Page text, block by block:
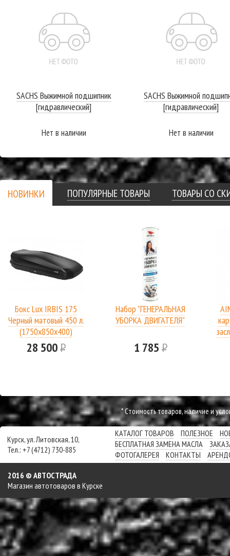
SACHS Выжимной подшипник
[гидравлический]
Нет в наличии
ПОДРОБНЕЕ
SACHS Выжимной
[гидравлический]
Нет в наличии
ПОДРОБНЕЕ
НОВИНКИ ПОПУЛЯРНЫЕ ТОВАРЫ ТОВАРЫ СО
Бокс Lux IRBIS 175
Черный матовый 450 л.
(1750х850х400)
28 500Р
Набор "ГЕНЕРАЛЬНАЯ
УБОРКА ДВИГАТЕЛЯ"
1 785Р
* Cтоимость товаров, наличие и
Курск, ул. Литовская, 10,
Тел.: +7 (4712) 730-885
КАТАЛОГ ТОВАРОВ ПОЛЕЗНОЕ
БЕСПЛАТНАЯ ЗАМЕНА МАСЛА
ФОТОГАЛЕРЕЯ
КОНТАКТЫ
2016 © АВТОСТРАДА
Магазин автотоваров в Курске